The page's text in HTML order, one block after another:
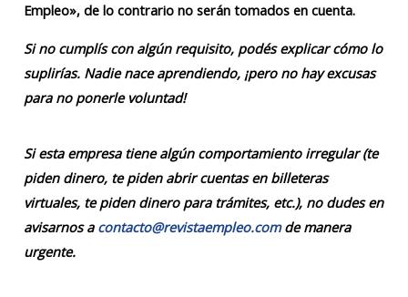
Empleo», de lo contrario no serán tomados en cuenta.
Si no cumplís con algún requisito, podés explicar cómo lo
suplirías. Nadie nace aprendiendo, ¡pero no hay excusas
para no ponerle voluntad!
Si esta empresa tiene algún comportamiento irregular (te
piden dinero, te piden abrir cuentas en billeteras
virtuales, te piden dinero para trámites, etc.), no dudes en
avisarnos a contacto@revistaempleo.comde manera
urgente.